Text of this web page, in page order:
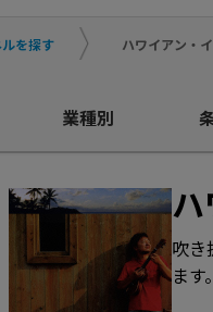
を探す ハワイアン・
業種別
吹
ま